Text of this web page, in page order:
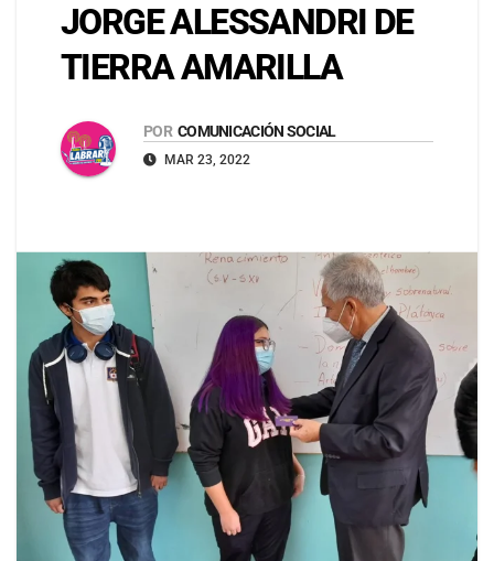
JORGE ALESSANDRI DE
TIERRA AMARILLA
POR COMUNICACIÓN SOCIAL
MAR 23, 2022